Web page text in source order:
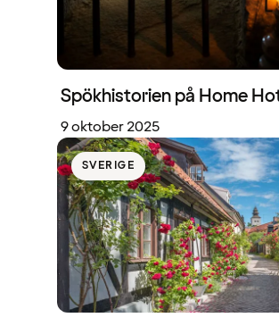
Spökhistorien på Home
9 oktober 2025
SVERIGE